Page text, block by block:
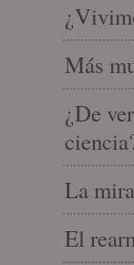
Más
¿De
La
El